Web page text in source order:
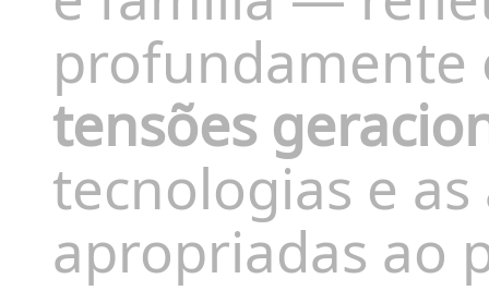
profundamente
tensões
tecnologias e
apropriadas ao